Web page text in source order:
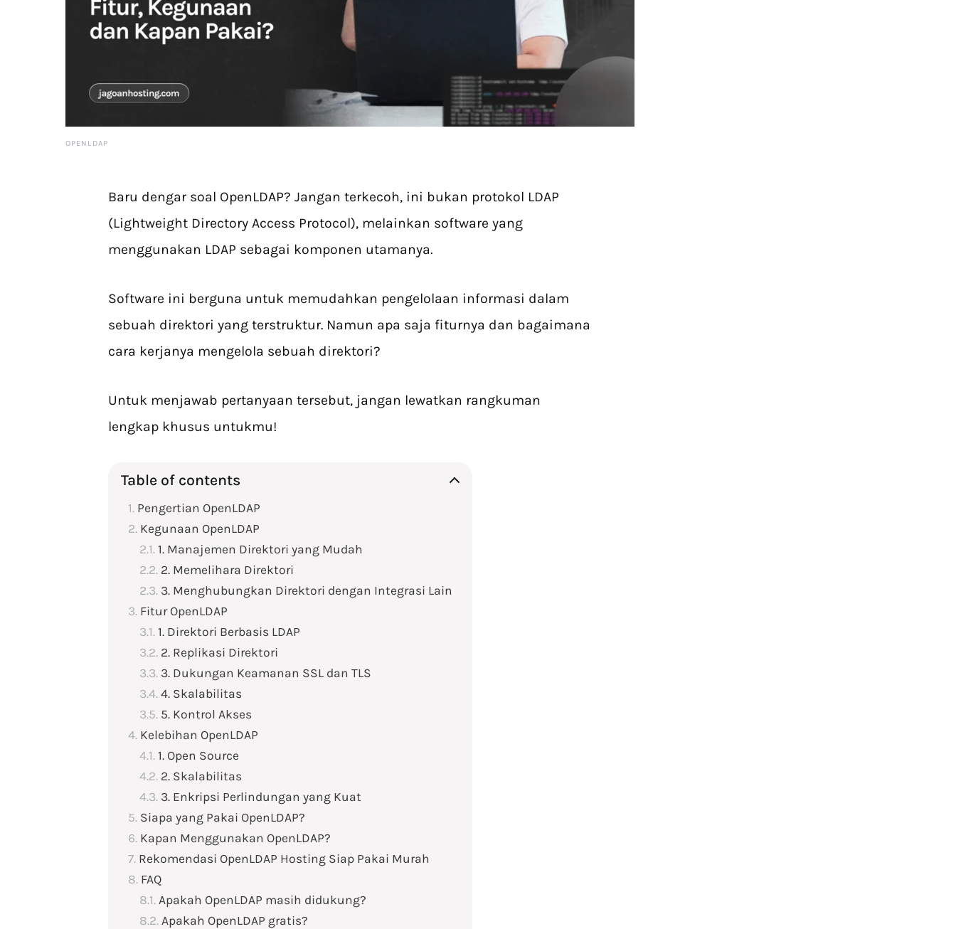
OPENLDAP
Baru dengar soal OpenLDAP? Jangan terkecoh, ini bukan protokol LDAP
(Lightweight Directory Access Protocol), melainkan software yang
menggunakan LDAP sebagai komponen utamanya.
Software ini berguna untuk memudahkan pengelolaan informasi dalam
sebuah direktori yang terstruktur. Namun apa saja fiturnya dan bagaimana
cara kerjanya mengelola sebuah direktori?
Untuk menjawab pertanyaan tersebut, jangan lewatkan rangkuman
lengkap khusus untukmu!
Table of contents
Pengertian OpenLDAP
Kegunaan OpenLDAP
1. Manajemen Direktori yang Mudah
2. Memelihara Direktori
3. Menghubungkan Direktori dengan Integrasi Lain
Fitur OpenLDAP
1. Direktori Berbasis LDAP
2. Replikasi Direktori
3. Dukungan Keamanan SSL dan TLS
4. Skalabilitas
5. Kontrol Akses
Kelebihan OpenLDAP
1. Open Source
2. Skalabilitas
3. Enkripsi Perlindungan yang Kuat
Siapa yang Pakai OpenLDAP?
Kapan Menggunakan OpenLDAP?
Rekomendasi OpenLDAP Hosting Siap Pakai Murah
FAQ
Apakah OpenLDAP masih didukung?
Apakah OpenLDAP gratis?